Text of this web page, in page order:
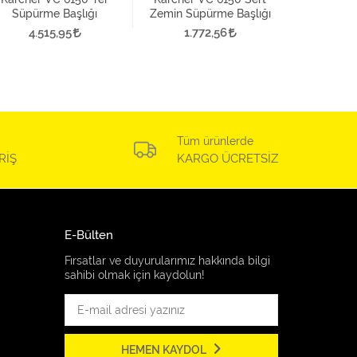
Süpürme Başlığı
4.515,95
Zemin Süpürme Başlığı
1.772,56
Tüm ürünlerde
KARGO ÜCRETSİZ
E-Bülten
Fırsatlar ve duyurularımız hakkında bilgi
sahibi olmak için kaydolun!
HEMEN KAYDOL